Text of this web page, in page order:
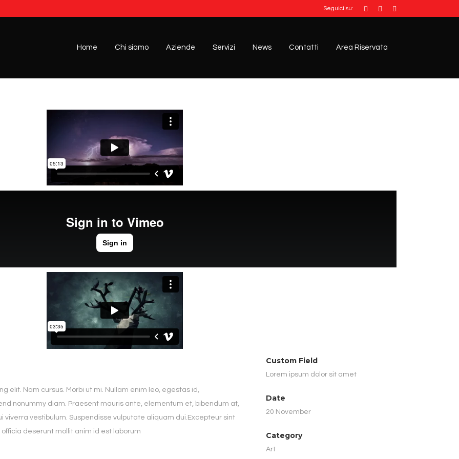
Seguici su:
Home Chi siamo Aziende Servizi News Contatti Area Riservata
elit. Nam cursus. Morbi ut mi. Nullam enim leo, egestas id,
nonummy diam. Praesent mauris ante, elementum et, bibendum at,
viverra vestibulum. Suspendisse vulputate aliquam dui.Excepteur sint
deserunt mollit anim id est laborum
Custom Field
Lorem ipsum dolor sit amet
Date
20 November
Category
Art